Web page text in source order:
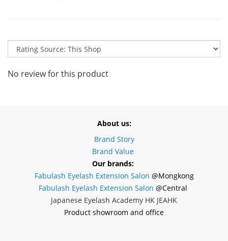
No review for this product
About us:
Brand Story
Brand Value
Our brands:
Fabulash Eyelash Extension Salon @Mongkong
Fabulash Eyelash Extension Salon @Central
Japanese Eyelash Academy HK JEAHK
Product showroom and office